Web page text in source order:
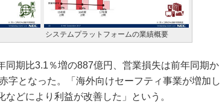
システムプラットフォームの業績概要
期比3.1％増の887億円、営業損失は前年同期か
字となった。「海外向けセーフティ事業が増加し
どにより利益が改善した」という。